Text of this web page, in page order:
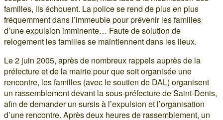
familles, ils échouent. La police se rend de plus en plus
fréquemment dans l’immeuble pour prévenir les familles
d’une expulsion imminente… Faute de solution de
relogement les familles se maintiennent dans les lieux.
Le 2 juin 2005, après de nombreux rappels auprès de la
préfecture et de la mairie pour que soit organisée une
rencontre, les familles (avec le soutien de DAL) organisent
un rassemblement devant la sous-préfecture de Saint-Denis,
afin de demander un sursis à l’expulsion et l’organisation
d’une rencontre. Après deux heures de rassemblement, un